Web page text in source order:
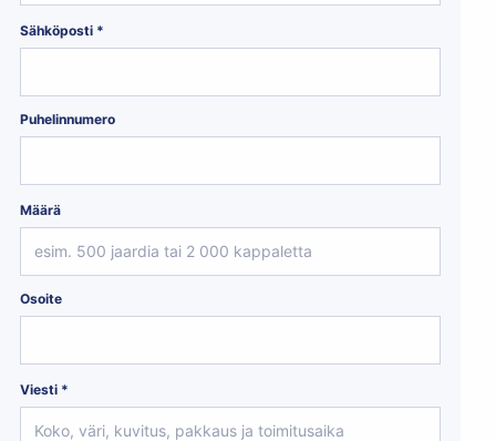
Sähköposti *
Puhelinnumero
Määrä
Osoite
Viesti *